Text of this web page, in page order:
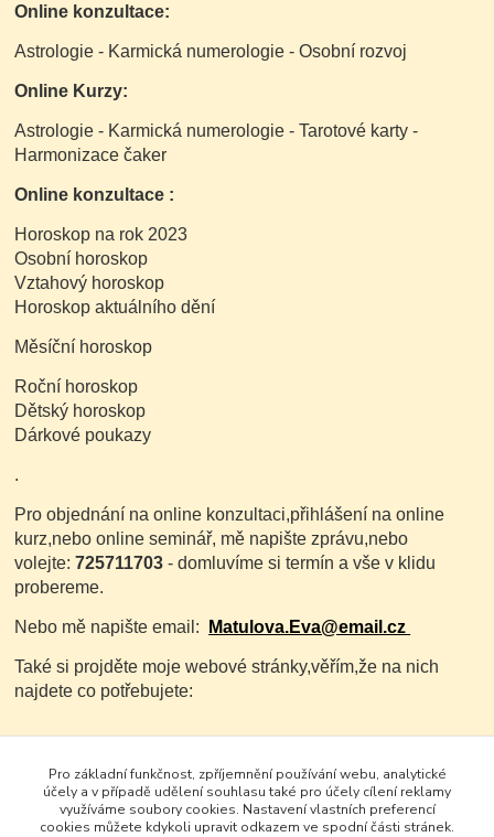
Online konzultace:
Astrologie - Karmická numerologie - Osobní rozvoj
Online Kurzy:
Astrologie - Karmická numerologie - Tarotové karty -
Harmonizace čaker
Online konzultace :
Horoskop na rok 2023
Osobní horoskop
Vztahový horoskop
Horoskop aktuálního dění
Měsíční horoskop
Roční horoskop
Dětský horoskop
Dárkové poukazy
.
Pro objednání na online konzultaci,přihlášení na online
kurz,nebo online seminář, mě napište zprávu,nebo
volejte: 725711703 - domluvíme si termín a vše v klidu
probereme.
Nebo mě napište email: Matulova.Eva@email.cz
Také si projděte moje webové stránky,věřím,že na nich
najdete co potřebujete:
www.evamatulova.cz
Pro základní funkčnost, zpříjemnění používání webu, analytické
účely a v případě udělení souhlasu také pro účely cílení reklamy
využíváme soubory cookies. Nastavení vlastních preferencí
cookies můžete kdykoli upravit odkazem ve spodní části stránek.